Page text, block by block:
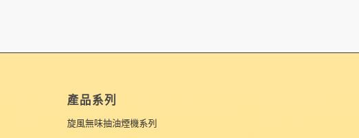
產品系列
旋風無味抽油煙機系列